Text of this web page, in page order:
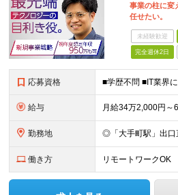
事業の柱に変
任せたい。
未経験歓迎
完全週休2日
応募資格
給与
勤務地
働き方 リモートワークOK